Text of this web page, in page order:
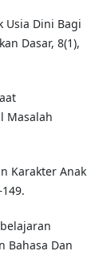
Usia Dini Bagi
Dasar, 8(1),
Masalah
Karakter Anak
Bahasa Dan